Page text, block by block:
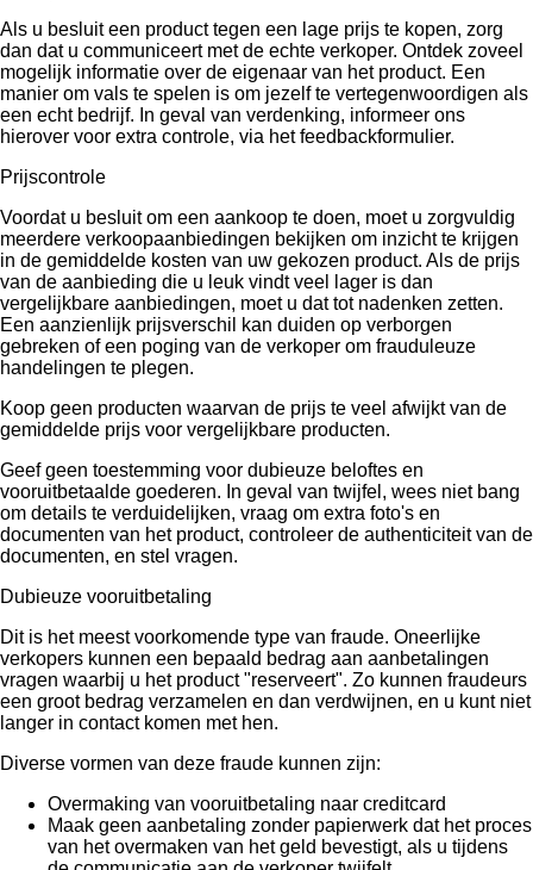
Als u besluit een product tegen een lage prijs te kopen, zorg
dan dat u communiceert met de echte verkoper. Ontdek zoveel
mogelijk informatie over de eigenaar van het product. Een
manier om vals te spelen is om jezelf te vertegenwoordigen als
een echt bedrijf. In geval van verdenking, informeer ons
hierover voor extra controle, via het feedbackformulier.
Prijscontrole
Voordat u besluit om een ​​aankoop te doen, moet u zorgvuldig
meerdere verkoopaanbiedingen bekijken om inzicht te krijgen
in de gemiddelde kosten van uw gekozen product. Als de prijs
van de aanbieding die u leuk vindt veel lager is dan
vergelijkbare aanbiedingen, moet u dat tot nadenken zetten.
Een aanzienlijk prijsverschil kan duiden op verborgen
gebreken of een poging van de verkoper om frauduleuze
handelingen te plegen.
Koop geen producten waarvan de prijs te veel afwijkt van de
gemiddelde prijs voor vergelijkbare producten.
Geef geen toestemming voor dubieuze beloftes en
vooruitbetaalde goederen. In geval van twijfel, wees niet bang
om details te verduidelijken, vraag om extra foto's en
documenten van het product, controleer de authenticiteit van de
documenten, en stel vragen.
Dubieuze vooruitbetaling
Dit is het meest voorkomende type van fraude. Oneerlijke
verkopers kunnen een bepaald bedrag aan aanbetalingen
vragen waarbij u het product "reserveert". Zo kunnen fraudeurs
een groot bedrag verzamelen en dan verdwijnen, en u kunt niet
langer in contact komen met hen.
Diverse vormen van deze fraude kunnen zijn:
Overmaking van vooruitbetaling naar creditcard
Maak geen aanbetaling zonder papierwerk dat het proces
van het overmaken van het geld bevestigt, als u tijdens